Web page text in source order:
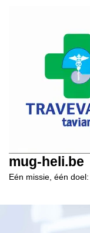
mug-heli.be
Eén missie, één